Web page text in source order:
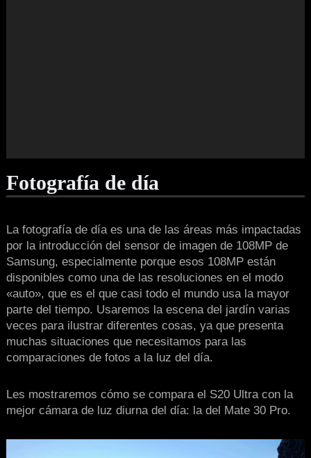
Fotografía de día
La fotografía de día es una de las áreas más impactadas
por la introducción del sensor de imagen de 108MP de
Samsung, especialmente porque esos 108MP están
disponibles como una de las resoluciones en el modo
«auto», que es el que casi todo el mundo usa la mayor
parte del tiempo. Usaremos la escena del jardín varias
veces para ilustrar diferentes cosas, ya que presenta
muchas situaciones que necesitamos para las
comparaciones de fotos a la luz del día.
Les mostraremos cómo se compara el S20 Ultra con la
mejor cámara de luz diurna del día: la del Mate 30 Pro.